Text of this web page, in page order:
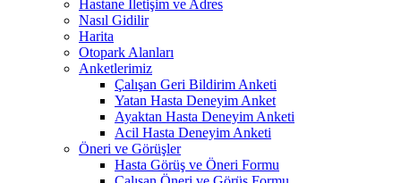
Hastane İletişim ve Adres
Nasıl Gidilir
Harita
Otopark Alanları
Anketlerimiz
Çalışan Geri Bildirim Anketi
Yatan Hasta Deneyim Anket
Ayaktan Hasta Deneyim Anketi
Acil Hasta Deneyim Anketi
Öneri ve Görüşler
Hasta Görüş ve Öneri Formu